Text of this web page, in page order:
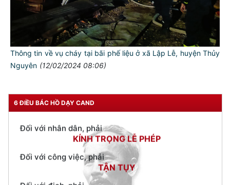
Thông tin về vụ cháy tại bãi phế liệu ở xã Lập Lễ, huyện Thủy
Nguyên (12/02/2024 08:06)
6 ĐIỀU BÁC HỒ DẠY CAND
Đối với tự mình, phải
CẦN, KIỆM, LIÊM, CHÍNH
Đối với đồng sự, phải
THÂN ÁI GIÚP ĐỠ
Đối với chính phủ, phải
Đối với nhân dân, phải
KÍNH TRỌNG LỄ PHÉP
TẬN TỤY
Đối với địch, phải
CƯƠNG QUYẾT, KHÔN KHÉO
Trích thư Chủ tịch Hồ Chí Minh